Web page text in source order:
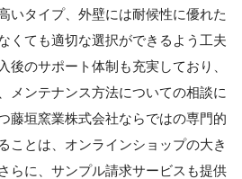
いタイプ、外壁には耐候性に優れた
くても適切な選択ができるよう工夫
後のサポート体制も充実しており、
メンテナンス方法についての相談に
藤垣窯業株式会社ならではの専門的
ことは、オンラインショップの大き
らに、サンプル請求サービスも提供